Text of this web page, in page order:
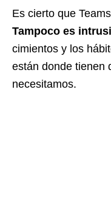
Es cierto que
Tampoco es
cimientos y los
están donde tienen
necesitamos.